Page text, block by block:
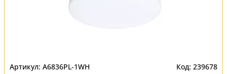
A6836PL-1WH 239678